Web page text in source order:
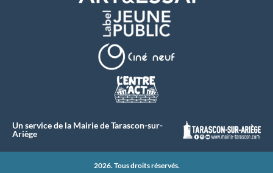
Un service de la Mairie de Tarascon-sur-
Ariège
2026. Tous droits réservés.